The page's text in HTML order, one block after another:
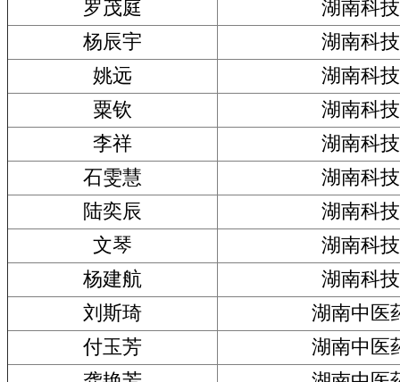
罗茂庭
湖南科
杨辰宇
湖南科
姚远
湖南科
粟钦
湖南科
李祥
湖南科
石雯慧
湖南科
陆奕辰
湖南科
文琴
湖南科
杨建航
湖南科
刘斯琦
湖南中医
付玉芳
湖南中医